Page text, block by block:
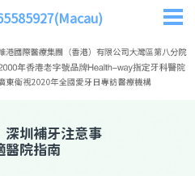
深圳補牙注意事
醫院指南